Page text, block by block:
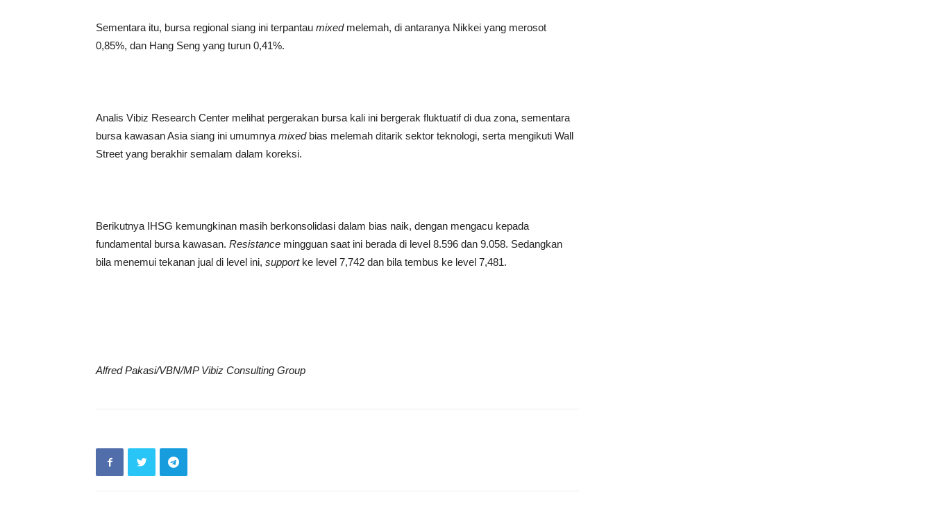
Sementara itu, bursa regional siang ini terpantau mixedmelemah, di antaranya Nikkei yang merosot
0,85%, dan Hang Seng yang turun 0,41%.
Analis Vibiz Research Center melihat pergerakan bursa kali ini bergerak fluktuatif di dua zona, sementara
bursa kawasan Asia siang ini umumnya mixedbias melemah ditarik sektor teknologi, serta mengikuti Wall
Street yang berakhir semalam dalam koreksi.
Berikutnya IHSG kemungkinan masih berkonsolidasi dalam bias naik, dengan mengacu kepada
fundamental bursa kawasan. Resistance mingguan saat ini berada di level 8.596 dan 9.058. Sedangkan
bila menemui tekanan jual di level ini, supportke level 7,742 dan bila tembus ke level 7,481.
Alfred Pakasi/VBN/MP Vibiz Consulting Group